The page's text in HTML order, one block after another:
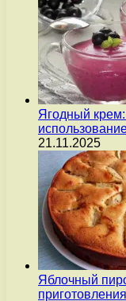
Ягодный
21.11.2025
Яблочный
приготовления